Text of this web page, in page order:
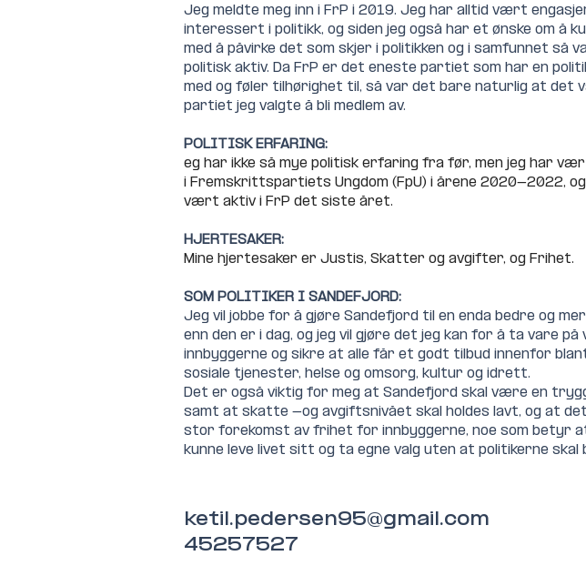
Jeg meldte meg inn i FrP i 2019. Jeg har alltid vært
interessert i politikk, og siden jeg også har et ønske om å
med å påvirke det som skjer i politikken og i samfunnet så
politisk aktiv. Da FrP er det eneste partiet som har en
med og føler tilhørighet til, så var det bare naturlig at det
partiet jeg valgte å bli medlem av.
POLITISK ERFARING:
eg har ikke så mye politisk erfaring fra før, men jeg har
i Fremskrittspartiets Ungdom (FpU) i årene 2020-2022,
vært aktiv i FrP det siste året.
HJERTESAKER:
Mine hjertesaker er Justis, Skatter og avgifter, og Frihet.
SOM POLITIKER I SANDEFJORD:
Jeg vil jobbe for å gjøre Sandefjord til en enda bedre og
enn den er i dag, og jeg vil gjøre det jeg kan for å ta vare på
innbyggerne og sikre at alle får et godt tilbud innenfor
sosiale tjenester, helse og omsorg, kultur og idrett.
Det er også viktig for meg at Sandefjord skal være en
samt at skatte -og avgiftsnivået skal holdes lavt, og at
stor forekomst av frihet for innbyggerne, noe som betyr at
kunne leve livet sitt og ta egne valg uten at politikerne skal
ketil.pedersen95@gmail.com
45257527